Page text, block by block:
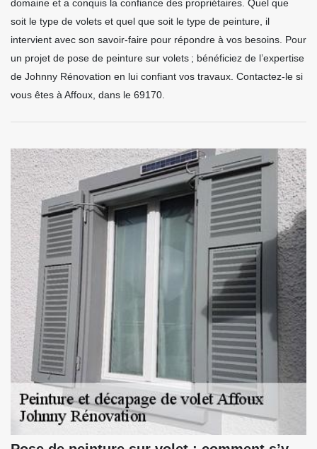
domaine et a conquis la confiance des propriétaires. Quel que
soit le type de volets et quel que soit le type de peinture, il
intervient avec son savoir-faire pour répondre à vos besoins. Pour
un projet de pose de peinture sur volets ; bénéficiez de l’expertise
de Johnny Rénovation en lui confiant vos travaux. Contactez-le si
vous êtes à Affoux, dans le 69170.